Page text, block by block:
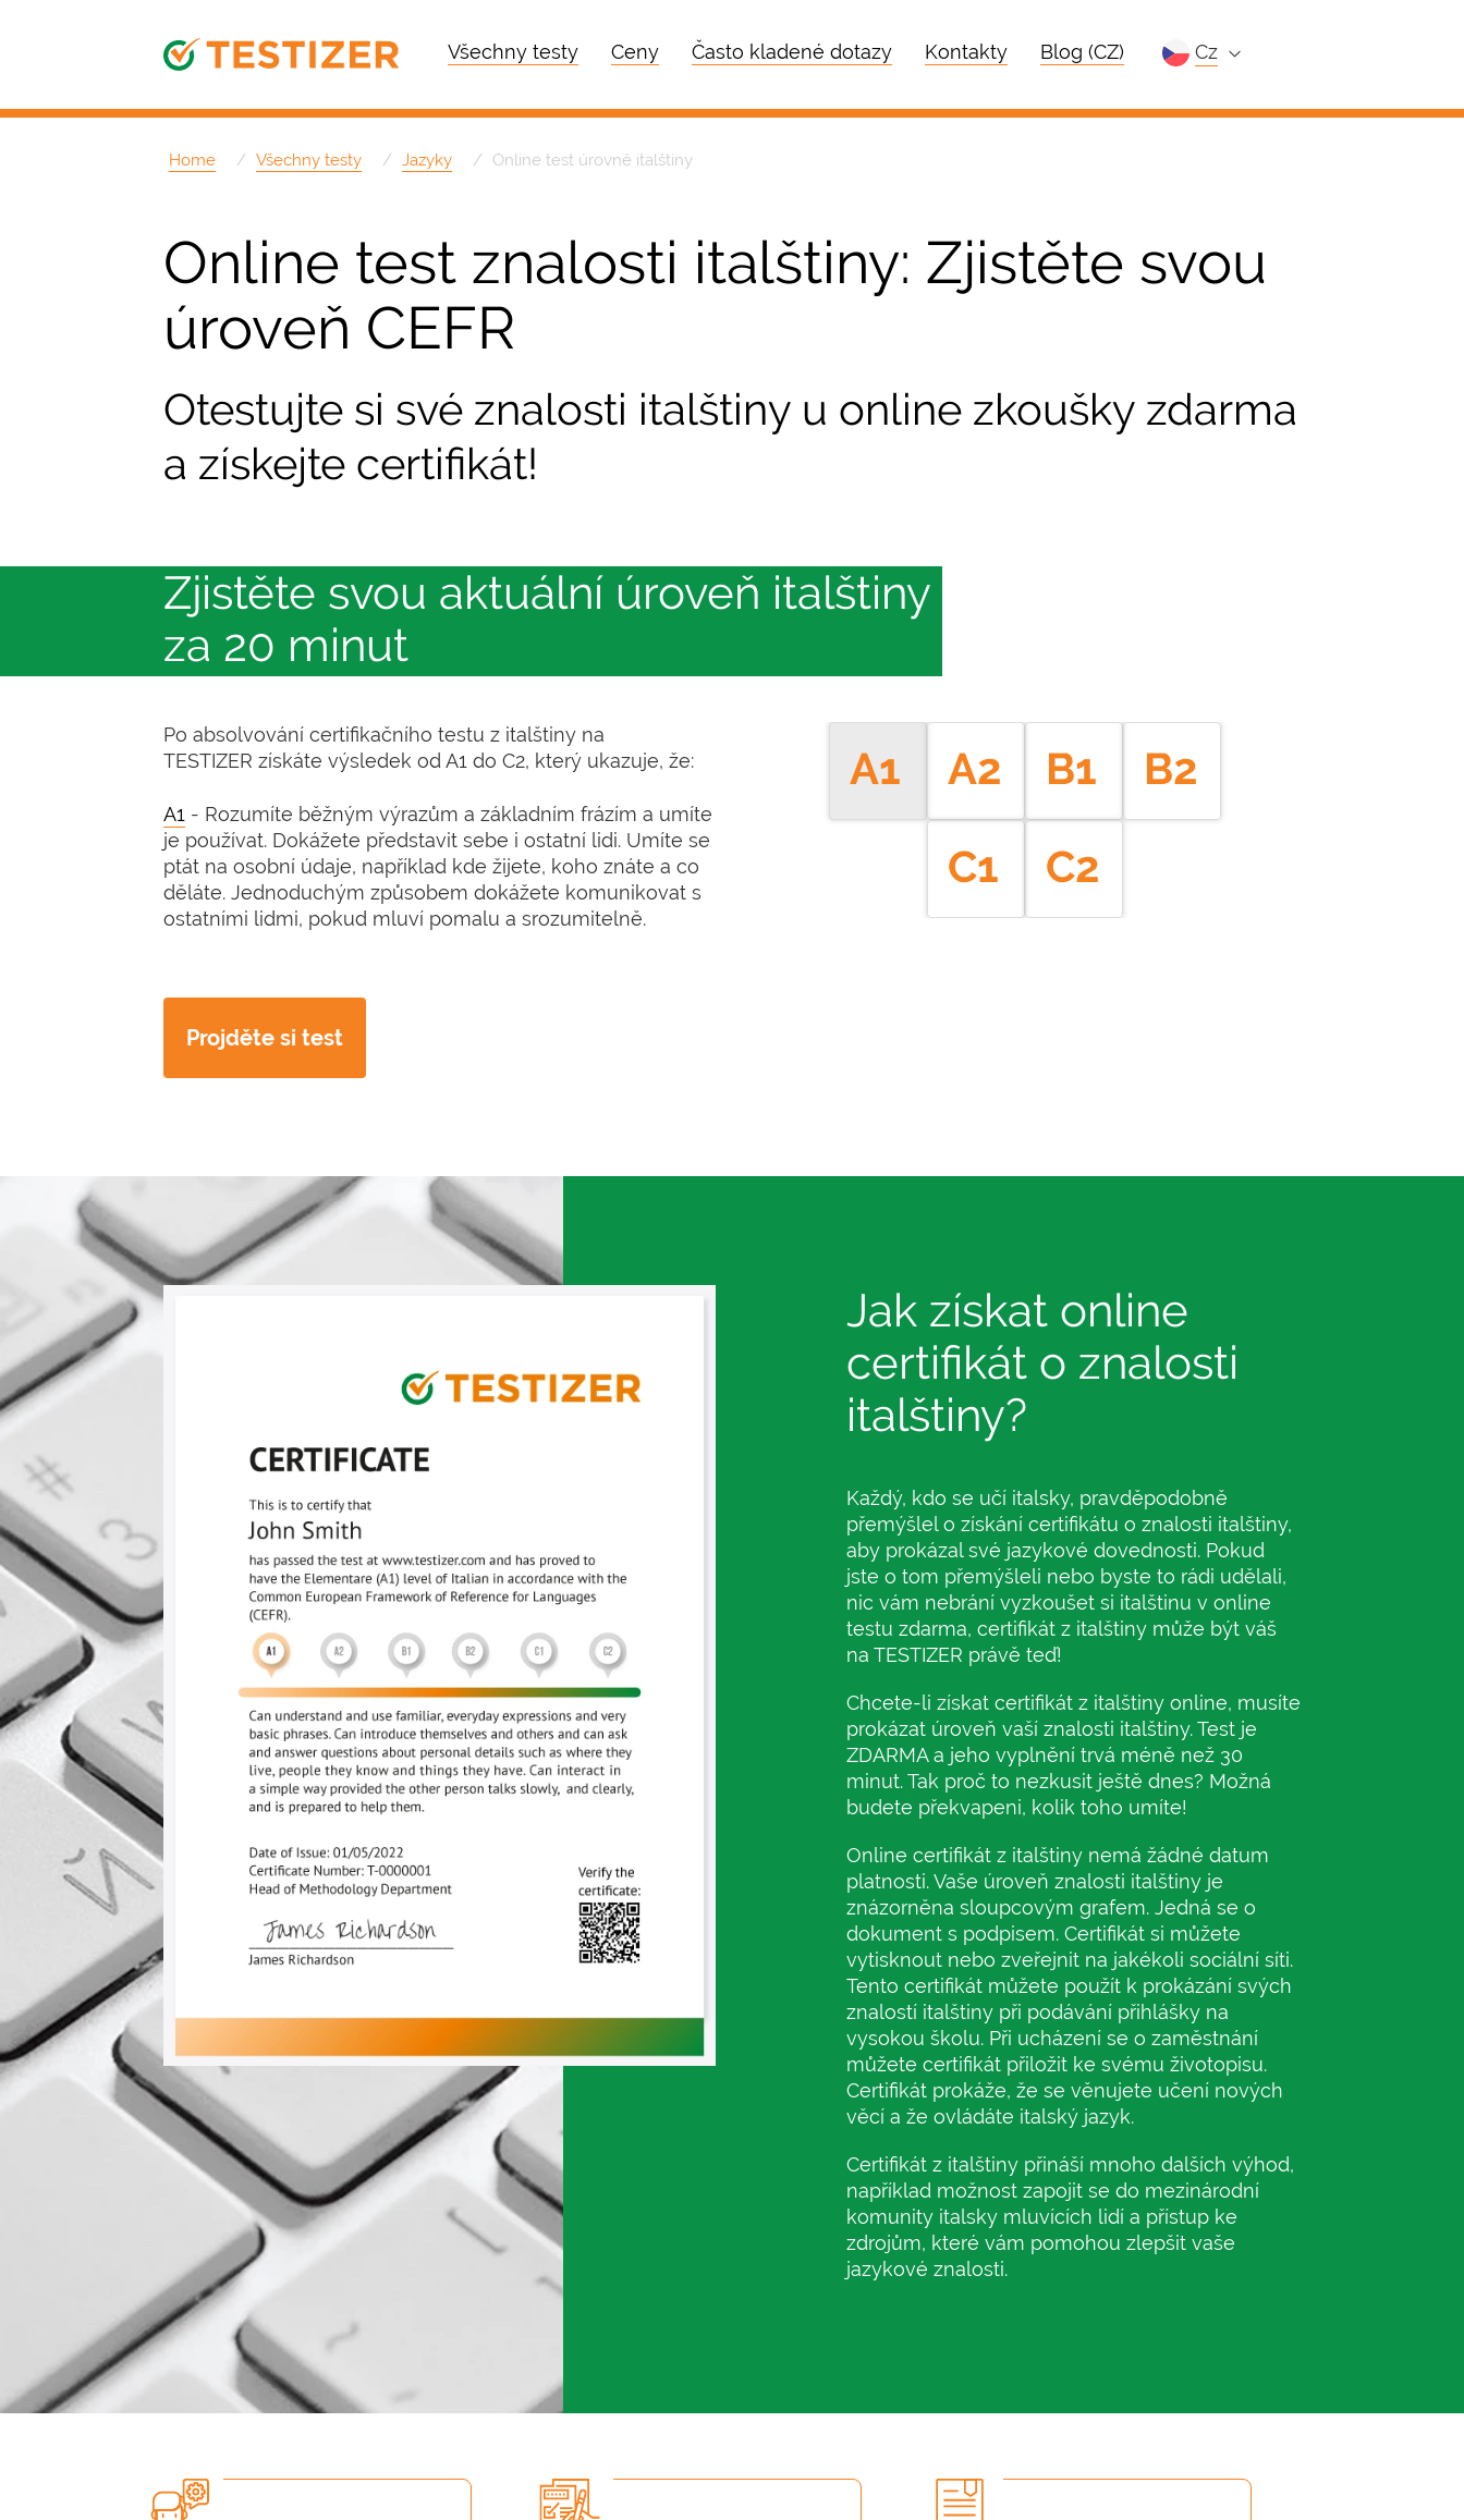
Všechny testy Ceny Často kladené dotazy Kontakty Blog (CZ) cz
Home Všechny testy Jazyky Online test úrovně italštiny
Online test znalosti italštiny: Zjistěte svou
úroveň CEFR
Otestujte si své znalosti italštiny u online zkoušky zdarma
a získejte certifikát!
Zjistěte svou aktuální úroveň italštiny
za 20 minut
Po absolvování certifikačního testu z italštiny na
TESTIZER získáte výsledek od A1 do C2, který ukazuje, že:
A1 - Rozumíte běžným výrazům a základním frázím a umíte
je používat. Dokážete představit sebe i ostatní lidi. Umíte se
ptát na osobní údaje, například kde žijete, koho znáte a co
děláte. Jednoduchým způsobem dokážete komunikovat s
ostatními lidmi, pokud mluví pomalu a srozumitelně.
A1 A2 B1
B2
C1
C2
Projděte si test
Jak získat online
certifikát o znalosti
italštiny?
Každý, kdo se učí italsky, pravděpodobně
přemýšlel o získání certifikátu o znalosti italštiny,
aby prokázal své jazykové dovednosti. Pokud
jste o tom přemýšleli nebo byste to rádi udělali,
nic vám nebrání vyzkoušet si italštinu v online
testu zdarma, certifikát z italštiny může být váš
na TESTIZER právě teď!
Chcete-li získat certifikát z italštiny online, musíte
prokázat úroveň vaší znalosti italštiny. Test je
ZDARMA a jeho vyplnění trvá méně než 30
minut. Tak proč to nezkusit ještě dnes? Možná
budete překvapeni, kolik toho umíte!
Online certifikát z italštiny nemá žádné datum
platnosti. Vaše úroveň znalosti italštiny je
znázorněna sloupcovým grafem. Jedná se o
dokument s podpisem. Certifikát si můžete
vytisknout nebo zveřejnit na jakékoli sociální síti.
Tento certifikát můžete použít k prokázání svých
znalostí italštiny při podávání přihlášky na
vysokou školu. Při ucházení se o zaměstnání
můžete certifikát přiložit ke svému životopisu.
Certifikát prokáže, že se věnujete učení nových
věcí a že ovládáte italský jazyk.
Certifikát z italštiny přináší mnoho dalších výhod,
například možnost zapojit se do mezinárodní
komunity italsky mluvících lidí a přístup ke
zdrojům, které vám pomohou zlepšit vaše
jazykové znalosti.